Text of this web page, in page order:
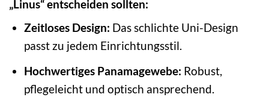
„Linus“ entscheiden sollten:
Zeitloses Design: Das schlichte Uni-Design
passt zu jedem Einrichtungsstil.
Hochwertiges Panamagewebe: Robust,
pflegeleicht und optisch ansprechend.